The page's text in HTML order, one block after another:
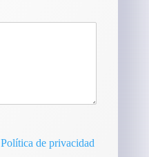
Política de privacidad